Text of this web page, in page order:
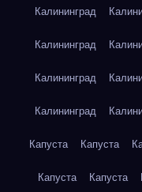
Калининград
Калининград
Калининград
Калининград
Капуста Капуста
Капуста Капуста